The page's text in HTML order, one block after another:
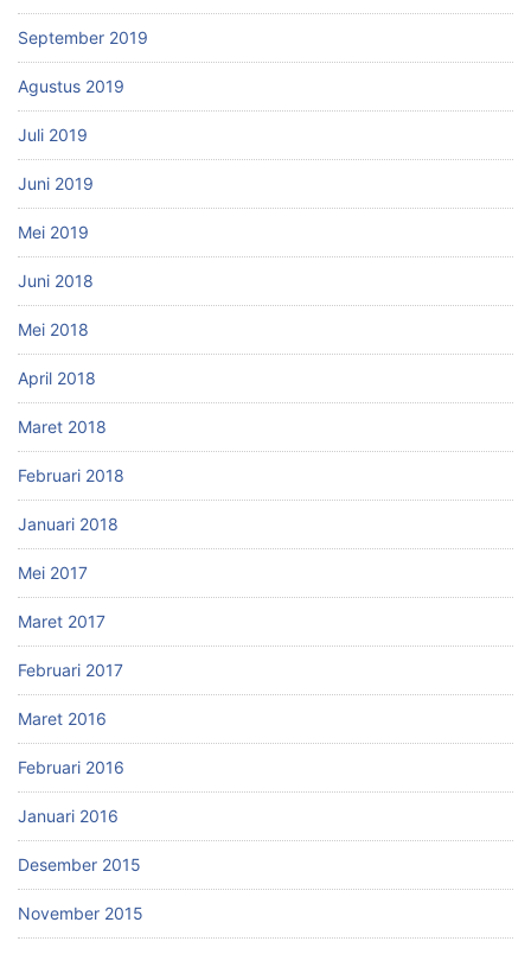
September 2019
Agustus 2019
Juli 2019
Juni 2019
Mei 2019
Juni 2018
Mei 2018
April 2018
Maret 2018
Februari 2018
Januari 2018
Mei 2017
Maret 2017
Februari 2017
Maret 2016
Februari 2016
Januari 2016
Desember 2015
November 2015